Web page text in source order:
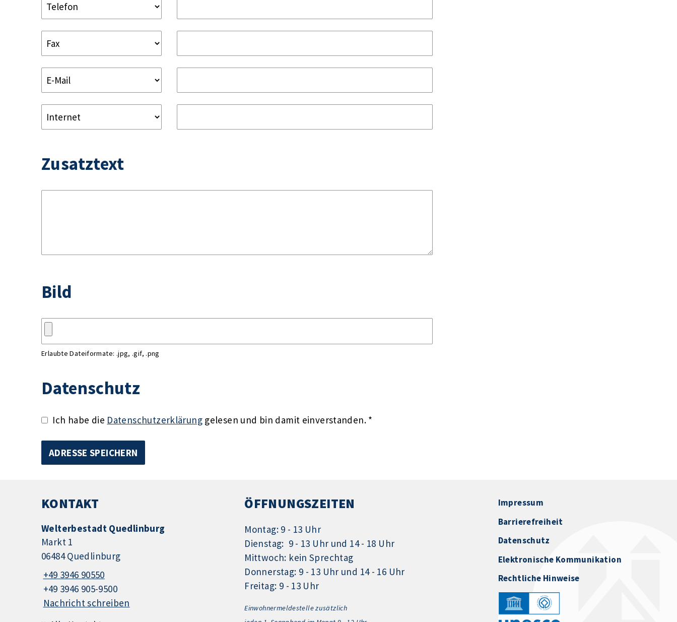
Zusatztext
Bild
Erlaubte Dateiformate: .jpg, .gif, .png
Datenschutz
Ich habe die Datenschutzerklärunggelesen und bin damit einverstanden. *
KONTAKT
Welterbestadt Quedlinburg
Markt 1
06484 Quedlinburg
+49 3946 90550
+49 3946 905-9500
Nachricht schreiben
ÖFFNUNGSZEITEN
Montag: 9 - 13 Uhr
Dienstag: 9 - 13 Uhr und 14 - 18 Uhr
Mittwoch: kein Sprechtag
Donnerstag: 9 - 13 Uhr und 14 - 16 Uhr
Freitag: 9 - 13 Uhr
Einwohnermeldestelle zusätzlich
Impressum
Barrierefreiheit
Datenschutz
Elektronische Kommunikation
Rechtliche Hinweise